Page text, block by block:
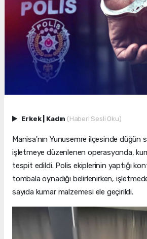
Erkek Kadın (Haberi Sesli Oku)
Manisa'nın Yunusemre ilçesinde düğün
işletmeye düzenlenen operasyonda,
tespit edildi. Polis ekiplerinin yaptığı
tombala oynadığı belirlenirken,
sayıda kumar malzemesi ele geçirildi.